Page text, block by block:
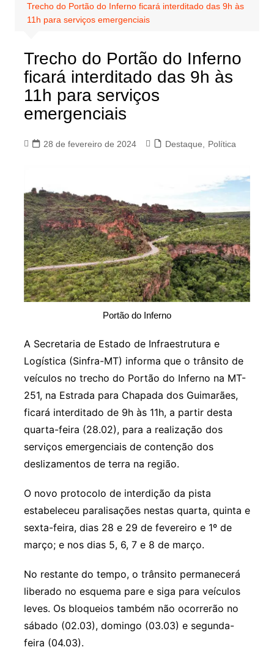
Trecho do Portão do Inferno ficará interditado das 9h às
11h para serviços emergenciais
Trecho do Portão do Inferno
ficará interditado das 9h às
11h para serviços
emergenciais
28 de fevereiro de 2024 Destaque Política
Portão do Inferno
A Secretaria de Estado de Infraestrutura e
Logística (Sinfra-MT) informa que o trânsito de
veículos no trecho do Portão do Inferno na MT-
251, na Estrada para Chapada dos Guimarães,
ficará interditado de 9h às 11h, a partir desta
quarta-feira (28.02), para a realização dos
serviços emergenciais de contenção dos
deslizamentos de terra na região.
O novo protocolo de interdição da pista
estabeleceu paralisações nestas quarta, quinta e
sexta-feira, dias 28 e 29 de fevereiro e 1º de
março; e nos dias 5, 6, 7 e 8 de março.
No restante do tempo, o trânsito permanecerá
liberado no esquema pare e siga para veículos
leves. Os bloqueios também não ocorrerão no
sábado (02.03), domingo (03.03) e segunda-
feira (04.03).